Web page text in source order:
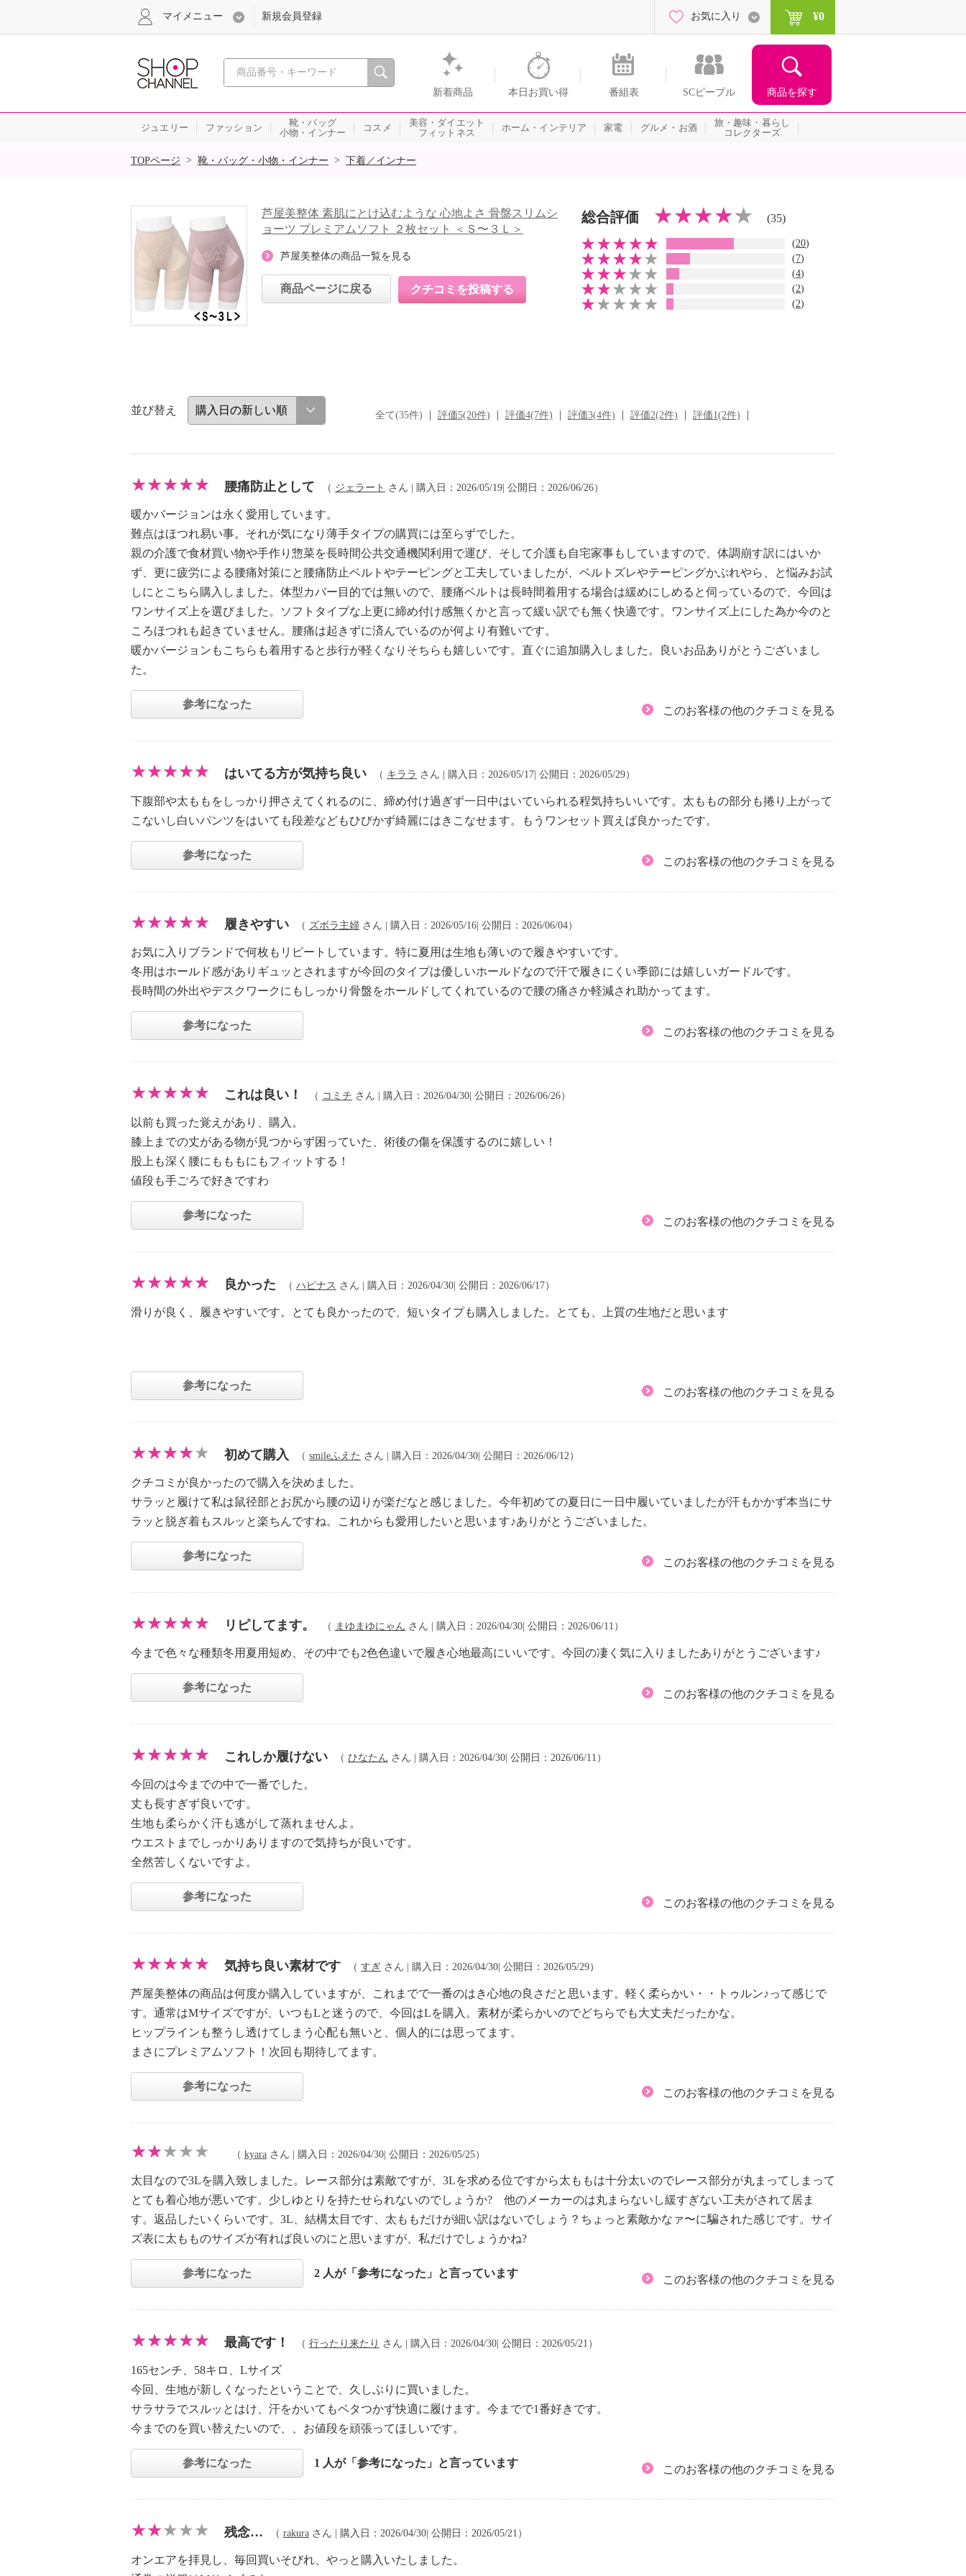
心おどる、瞬間を。通販・テレビショッピングのショップチャンネル
新着商品 本日お買い得 番組表 SCピープル 商品を探す
マイメニュー 新規会員登録 お気に入り ¥0
ジュエリー ファッション
靴・バッグ
小物・インナー
コスメ
美容・ダイエット
フィットネス
ホーム・インテリア 家電 グルメ・お酒
旅・趣味・暮らし
コレクターズ
SALE
TOPページ > 靴・バッグ・小物・インナー > 下着／インナー
芦屋美整体 素肌にとけ込むような 心地よさ 骨盤スリムシ
ョーツ プレミアムソフト ２枚セット ＜Ｓ〜３Ｌ＞
芦屋美整体の商品一覧を見る
商品ページに戻る クチコミを投稿する
総合評価 (35)
(20)
(7)
(4)
(2)
(2)
並び替え 全て(35件) 評価5(20件) 評価4(7件) 評価3(4件) 評価2(2件) 評価1(2件)
腰痛防止として （ ジェラート さん | 購入日：2026/05/19| 公開日：2026/06/26）
暖かバージョンは永く愛用しています。
難点はほつれ易い事。それが気になり薄手タイプの購買には至らずでした。
親の介護で食材買い物や手作り惣菜を長時間公共交通機関利用で運び、そして介護も自宅家事もしていますので、体調崩す訳にはいか
ず、更に疲労による腰痛対策にと腰痛防止ベルトやテーピングと工夫していましたが、ベルトズレやテーピングかぶれやら、と悩みお試
しにとこちら購入しました。体型カバー目的では無いので、腰痛ベルトは長時間着用する場合は緩めにしめると伺っているので、今回は
ワンサイズ上を選びました。ソフトタイプな上更に締め付け感無くかと言って緩い訳でも無く快適です。ワンサイズ上にした為か今のと
ころほつれも起きていません。腰痛は起きずに済んでいるのが何より有難いです。
暖かバージョンもこちらも着用すると歩行が軽くなりそちらも嬉しいです。直ぐに追加購入しました。良いお品ありがとうございまし
た。
参考になった
このお客様の他のクチコミを見る
はいてる方が気持ち良い （ キララ さん | 購入日：2026/05/17| 公開日：2026/05/29）
下腹部や太ももをしっかり押さえてくれるのに、締め付け過ぎず一日中はいていられる程気持ちいいです。太ももの部分も捲り上がって
こないし白いパンツをはいても段差などもひびかず綺麗にはきこなせます。もうワンセット買えば良かったです。
参考になった
このお客様の他のクチコミを見る
履きやすい （ ズボラ主婦 さん | 購入日：2026/05/16| 公開日：2026/06/04）
お気に入りブランドで何枚もリピートしています。特に夏用は生地も薄いので履きやすいです。
冬用はホールド感がありギュッとされますが今回のタイプは優しいホールドなので汗で履きにくい季節には嬉しいガードルです。
長時間の外出やデスクワークにもしっかり骨盤をホールドしてくれているので腰の痛さか軽減され助かってます。
参考になった
このお客様の他のクチコミを見る
これは良い！ （ コミチ さん | 購入日：2026/04/30| 公開日：2026/06/26）
以前も買った覚えがあり、購入。
膝上までの丈がある物が見つからず困っていた、術後の傷を保護するのに嬉しい！
股上も深く腰にもももにもフィットする！
値段も手ごろで好きですわ
参考になった
このお客様の他のクチコミを見る
良かった （ ハピナス さん | 購入日：2026/04/30| 公開日：2026/06/17）
滑りが良く、履きやすいです。とても良かったので、短いタイプも購入しました。とても、上質の生地だと思います
参考になった
このお客様の他のクチコミを見る
初めて購入 （ smileふえた さん | 購入日：2026/04/30| 公開日：2026/06/12）
クチコミが良かったので購入を決めました。
サラッと履けて私は鼠径部とお尻から腰の辺りが楽だなと感じました。今年初めての夏日に一日中履いていましたが汗もかかず本当にサ
ラッと脱ぎ着もスルッと楽ちんですね。これからも愛用したいと思います♪ありがとうございました。
参考になった
このお客様の他のクチコミを見る
リピしてます。 （ まゆまゆにゃん さん | 購入日：2026/04/30| 公開日：2026/06/11）
今まで色々な種類冬用夏用短め、その中でも2色色違いで履き心地最高にいいです。今回の凄く気に入りましたありがとうございます♪
参考になった
このお客様の他のクチコミを見る
これしか履けない （ ひなたん さん | 購入日：2026/04/30| 公開日：2026/06/11）
今回のは今までの中で一番でした。
丈も長すぎず良いです。
生地も柔らかく汗も逃がして蒸れませんよ。
ウエストまでしっかりありますので気持ちが良いです。
全然苦しくないですよ。
参考になった
このお客様の他のクチコミを見る
気持ち良い素材です （ すぎ さん | 購入日：2026/04/30| 公開日：2026/05/29）
芦屋美整体の商品は何度か購入していますが、これまでで一番のはき心地の良さだと思います。軽く柔らかい・・トゥルン♪って感じで
す。通常はMサイズですが、いつもLと迷うので、今回はLを購入。素材が柔らかいのでどちらでも大丈夫だったかな。
ヒップラインも整うし透けてしまう心配も無いと、個人的には思ってます。
まさにプレミアムソフト！次回も期待してます。
参考になった
このお客様の他のクチコミを見る
（ kyara さん | 購入日：2026/04/30| 公開日：2026/05/25）
太目なので3Lを購入致しました。レース部分は素敵ですが、3Lを求める位ですから太ももは十分太いのでレース部分が丸まってしまって
とても着心地が悪いです。少しゆとりを持たせられないのでしょうか? 他のメーカーのは丸まらないし緩すぎない工夫がされて居ま
す。返品したいくらいです。3L、結構太目です、太ももだけが細い訳はないでしょう？ちょっと素敵かなァ〜に騙された感じです。サイ
ズ表に太もものサイズが有れば良いのにと思いますが、私だけでしょうかね?
参考になった 2 人が「参考になった」と言っています
このお客様の他のクチコミを見る
最高です！ （ 行ったり来たり さん | 購入日：2026/04/30| 公開日：2026/05/21）
165センチ、58キロ、Lサイズ
今回、生地が新しくなったということで、久しぶりに買いました。
サラサラでスルッとはけ、汗をかいてもベタつかず快適に履けます。今までで1番好きです。
今までのを買い替えたいので、、お値段を頑張ってほしいです。
参考になった 1 人が「参考になった」と言っています
このお客様の他のクチコミを見る
残念… （ rakura さん | 購入日：2026/04/30| 公開日：2026/05/21）
オンエアを拝見し、毎回買いそびれ、やっと購入いたしました。